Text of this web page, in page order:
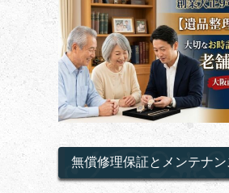
無償修理保証とメンテナン